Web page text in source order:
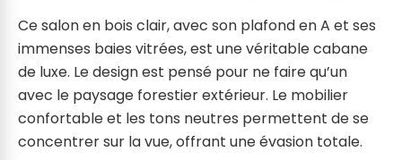
Ce salon en bois clair, avec son plafond en A et ses
immenses baies vitrées, est une véritable cabane
de luxe. Le design est pensé pour ne faire qu’un
avec le paysage forestier extérieur. Le mobilier
confortable et les tons neutres permettent de se
concentrer sur la vue, offrant une évasion totale.